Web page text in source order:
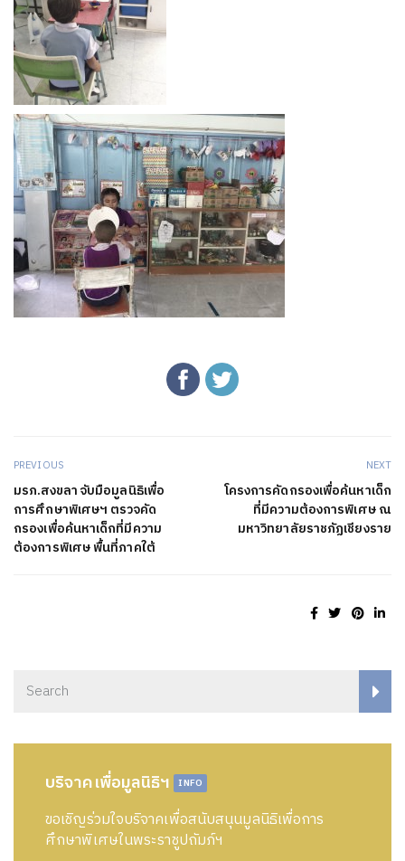
PREVIOUS
มรภ.สงขลา จับมือมูลนิธิเพื่อ
การศึกษาพิเศษฯ ตรวจคัด
กรองเพื่อค้นหาเด็กที่มีความ
ต้องการพิเศษ พื้นที่ภาคใต้
NEXT
โครงการคัดกรองเพื่อค้นหาเด็ก
ที่มีความต้องการพิเศษ ณ
มหาวิทยาลัยราชภัฏเชียงราย
บริจาคเพื่อมูลนิธิฯ INFO
ขอเชิญร่วมใจบริจาคเพื่อสนับสนุนมูลนิธิเพื่อการ
ศึกษาพิเศษในพระราชูปถัมภ์ฯ